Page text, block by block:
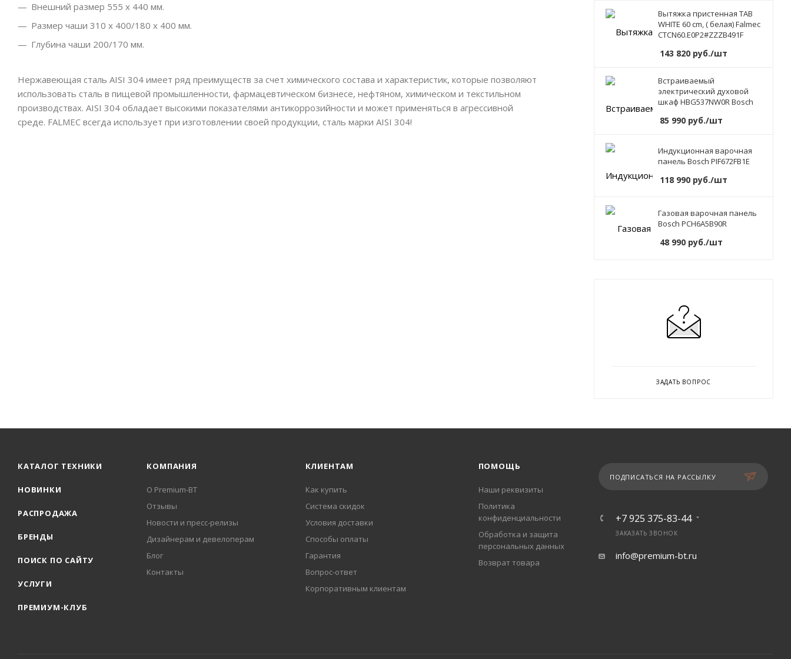
Внешний размер 555 х 440 мм.
Размер чаши 310 х 400/180 х 400 мм.
Глубина чаши 200/170 мм.
Нержавеющая сталь AISI 304 имеет ряд преимуществ за счет химического состава и характеристик, которые позволяют
использовать сталь в пищевой промышленности, фармацевтическом бизнесе, нефтяном, химическом и текстильном
производствах. AISI 304 обладает высокими показателями антикоррозийности и может применяться в агрессивной
среде. FALMEC всегда использует при изготовлении своей продукции, сталь марки AISI 304!
Вытяжка пристенная TAB
WHITE 60 cm, ( белая) Falmec
CTCN60.E0P2#ZZZB491F
143 820 руб./шт
Встраиваемый
электрический духовой
шкаф HBG537NW0R Bosch
85 990 руб./шт
Индукционная варочная
панель Bosch PIF672FB1E
118 990 руб./шт
Газовая варочная панель
Bosch PCH6A5B90R
48 990 руб./шт
ЗАДАТЬ ВОПРОС
КАТАЛОГ ТЕХНИКИ
НОВИНКИ
РАСПРОДАЖА
БРЕНДЫ
ПОИСК ПО САЙТУ
УСЛУГИ
ПРЕМИУМ-КЛУБ
КОМПАНИЯ
О Premium-BT
Отзывы
Новости и пресс-релизы
Дизайнерам и девелоперам
Блог
Контакты
КЛИЕНТАМ
Как купить
Система скидок
Условия доставки
Способы оплаты
Гарантия
Вопрос-ответ
Корпоративным клиентам
ПОМОЩЬ
Наши реквизиты
Политика
конфиденциальности
Обработка и защита
персональных данных
Возврат товара
ПОДПИСАТЬСЯ НА РАССЫЛКУ
+7 925 375-83-44
ЗАКАЗАТЬ ЗВОНОК
info@premium-bt.ru